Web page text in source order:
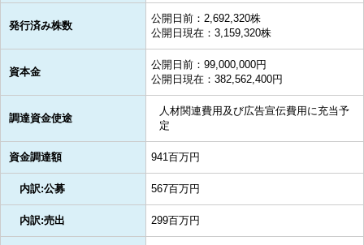
発行済み株数
公開日前：2,692,320株
公開日現在：3,159,320株
資本金
公開日前：99,000,000円
公開日現在：382,562,400円
調達資金使途
人材関連費用及び広告宣伝費用に充当予
定
資金調達額 941百万円
内訳:公募 567百万円
内訳:売出 299百万円